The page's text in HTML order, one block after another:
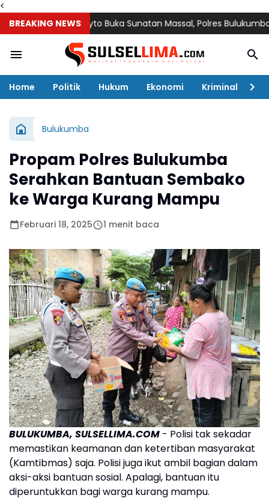
<
BREAKING NEWS
Luckyto Buka Sunatan Massal, Polres Bulukumba
Home Politik Hukum Ekonomi Kriminal
Bulukumba
Propam Polres Bulukumba
Serahkan Bantuan Sembako
ke Warga Kurang Mampu
Februari 18, 2025 1 menit baca
BULUKUMBA, SULSELLIMA.COM - Polisi tak sekadar
memastikan keamanan dan ketertiban masyarakat
(Kamtibmas) saja. Polisi juga ikut ambil bagian dalam
aksi-aksi bantuan sosial. Apalagi, bantuan itu
diperuntukkan bagi warga kurang mampu.